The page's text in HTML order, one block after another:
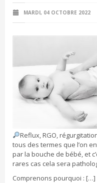
MARDI, 04 OCTOBRE 2022
Reflux, RGO,
tous des termes que l’on
par la bouche de bébé, et
rares cas cela sera
Comprenons pourquoi : […]